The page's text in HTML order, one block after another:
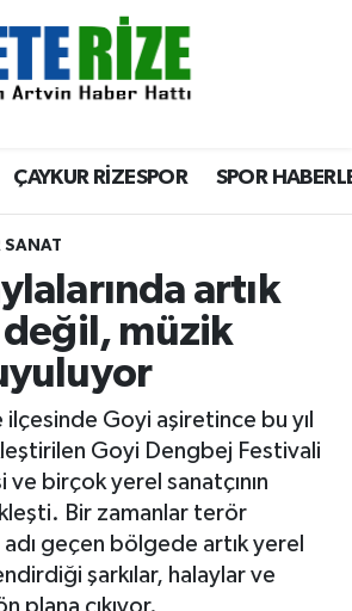
ÇAYKUR RİZESPOR SPOR
SANAT
artık
değil, müzik
ilçesinde Goyi aşiretince bu yıl
Goyi Dengbej Festivali
ve birçok yerel sanatçının
Bir zamanlar terör
geçen bölgede artık yerel
şarkılar, halaylar ve
Komutanlığı
Eczaneler
Yoğunluk Haritası
Durumu ve Fikstür